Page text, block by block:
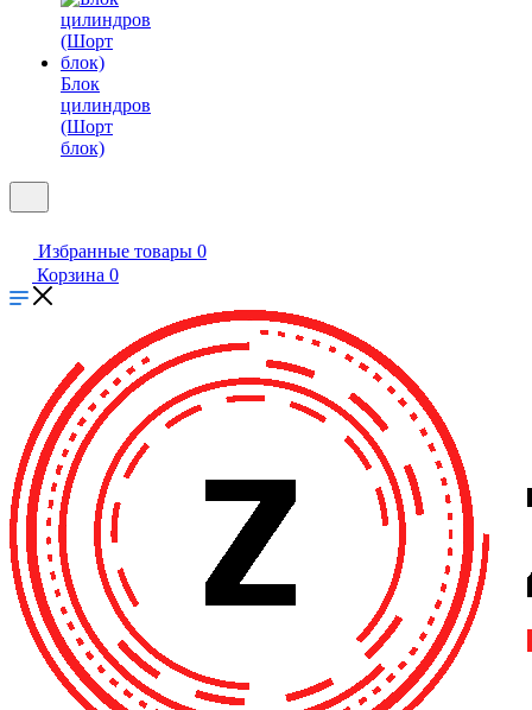
Блок
цилиндров
(Шорт
блок)
Избранные товары 0
Корзина 0